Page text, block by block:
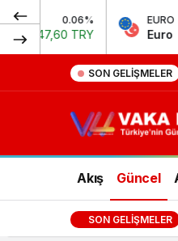
EURO -0.06%
Euro 54,99 TRY
SON GELIŞMELER
Akış Güncel
SON GELIŞMELER